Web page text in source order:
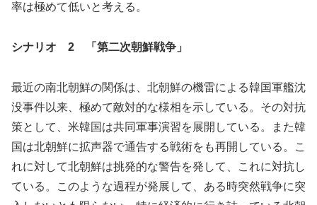
率は極めて低いと考える。
シナリオ 2 「第二次朝鮮戦争」
最近の南北朝鮮の関係は、北朝鮮の機雷による韓国軍艦沈
没事件以来、極めて敵対的な様相を示している。その対抗
策として、米韓国は共同軍事演習を展開している。また韓
国は北朝鮮に拡声器で通告する戦術をも再開している。こ
れに対して北朝鮮は挑発的な警告を発して、これに対抗し
ている。このような過程が発展して、ある時突然戦争に突